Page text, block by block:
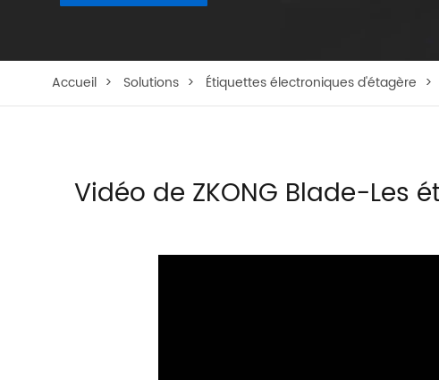
Accueil Solutions Étiquettes électroniques d'étagère
Vidéo de ZKONG Blade-